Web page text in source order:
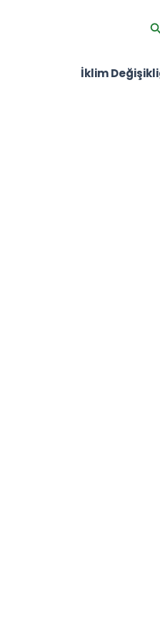
İklim